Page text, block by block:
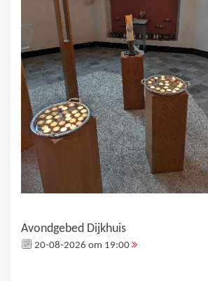
Avondgebed Dijkhuis
20-08-2026 om 19:00